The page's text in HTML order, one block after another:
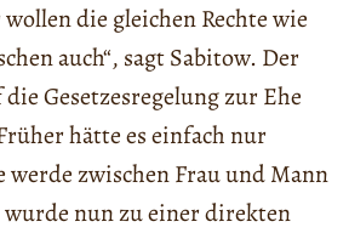
die gleichen Rechte wie
auch“, sagt Sabitow. Der
Gesetzesregelung zur Ehe
hätte es einfach nur
werde zwischen Frau und Mann
wurde nun zu einer direkten